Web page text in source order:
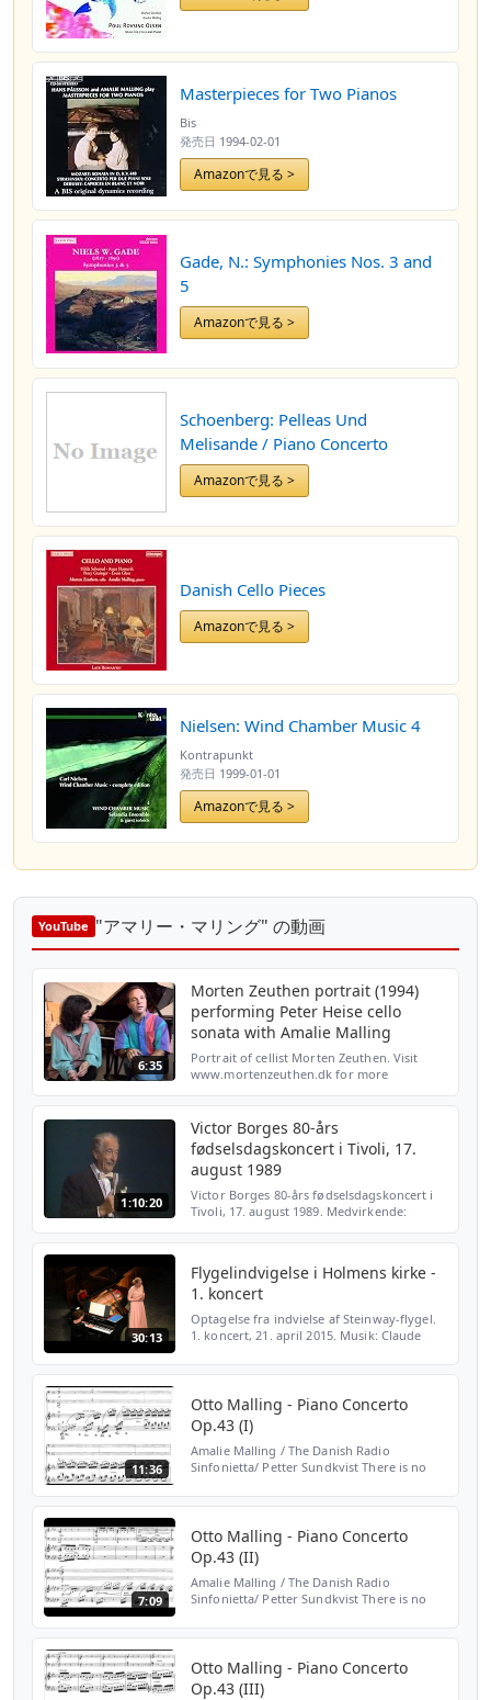
Masterpieces for Two Pianos
Bis
発売日 1994-02-01
Amazonで見る >
Gade, N.: Symphonies Nos. 3 and
5
Amazonで見る >
Schoenberg: Pelleas Und
Melisande / Piano Concerto
Amazonで見る >
Danish Cello Pieces
Amazonで見る >
Nielsen: Wind Chamber Music 4
Kontrapunkt
発売日 1999-01-01
Amazonで見る >
YouTube "アマリー・マリング" の動画
6:35
Morten Zeuthen portrait (1994)
performing Peter Heise cello
sonata with Amalie Malling
Portrait of cellist Morten Zeuthen. Visit
www.mortenzeuthen.dk for more
1:10:20
Victor Borges 80-års
fødselsdagskoncert i Tivoli, 17.
august 1989
Victor Borges 80-års fødselsdagskoncert i
Tivoli, 17. august 1989. Medvirkende:
30:13
Flygelindvigelse i Holmens kirke -
1. koncert
Optagelse fra indvielse af Steinway-flygel.
1. koncert, 21. april 2015. Musik: Claude
11:36
Otto Malling - Piano Concerto
Op.43 (I)
Amalie Malling / The Danish Radio
Sinfonietta/ Petter Sundkvist There is no
7:09
Otto Malling - Piano Concerto
Op.43 (II)
Amalie Malling / The Danish Radio
Sinfonietta/ Petter Sundkvist There is no
Otto Malling - Piano Concerto
Op.43 (III)